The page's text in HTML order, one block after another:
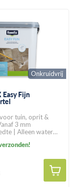
Onkruidvrij
Easy Fijn
tuin, oprit &
3 mm
| Alleen water